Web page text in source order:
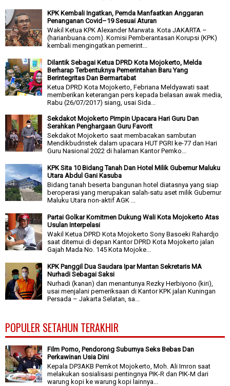
KPK Kembali Ingatkan, Pemda Manfaatkan Anggaran
Penanganan Covid–19 Sesuai Aturan
Wakil Ketua KPK Alexander Marwata. Kota JAKARTA –
(harianbuana.com). Komisi Pemberantasan Korupsi (KPK)
kembali mengingatkan pemerint...
Dilantik Sebagai Ketua DPRD Kota Mojokerto, Melda
Berharap Terbentuknya Pemerintahan Baru Yang
Berintegritas Dan Bermartabat
Ketua DPRD Kota Mojokerto, Febriana Meldyawati saat
memberikan keterangan pers kepada belasan awak media,
Rabu (26/07/2017) siang, usai Sida...
Sekdakot Mojokerto Pimpin Upacara Hari Guru Dan
Serahkan Penghargaan Guru Favorit
Sekdakot Mojokerto saat membacakan sambutan
Mendikbudristek dalam upacara HUT PGRI ke-77 dan Hari
Guru Nasional 2022 di halaman Kantor Pemko...
KPK Sita 10 Bidang Tanah Dan Hotel Milik Gubernur Maluku
Utara Abdul Gani Kasuba
Bidang tanah beserta bangunan hotel diatasnya yang siap
beroperasi yang merupakan salah-satu aset milik Gubernur
Maluku Utara non-aktif AGK ...
Partai Golkar Komitmen Dukung Wali Kota Mojokerto Atas
Usulan Interpelasi
Wakil Ketua DPRD Kota Mojokerto Sony Basoeki Rahardjo
saat ditemui di depan Kantor DPRD Kota Mojokerto jalan
Gajah Mada No. 145 Kota Mojoke...
KPK Panggil Dua Saudara Ipar Mantan Sekretaris MA
Nurhadi Sebagai Saksi
Nurhadi (kanan) dan menantunya Rezky Herbiyono (kiri),
usai menjalani pemeriksaan di Kantor KPK jalan Kuningan
Persada – Jakarta Selatan, sa...
POPULER SETAHUN TERAKHIR
Film Porno, Pendorong Suburnya Seks Bebas Dan
Perkawinan Usia Dini
Kepala DP3AKB Pemkot Mojokerto, Moh. Ali Imron saat
melakukan sosialisasi pentingnya PIK-R dan PIK-M dari
warung kopi ke warung kopi lainnya...